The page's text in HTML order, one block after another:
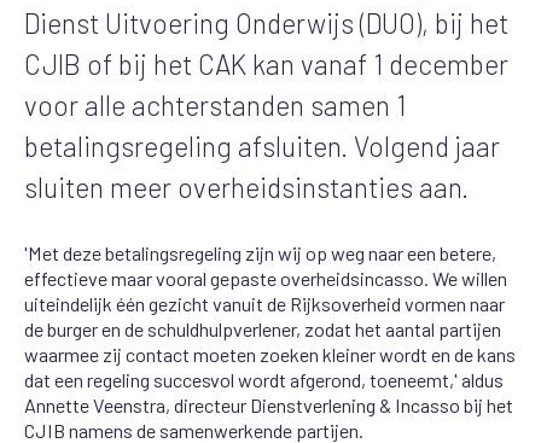
Dienst Uitvoering Onderwijs (DUO), bij het
CJIB of bij het CAK kan vanaf 1 december
voor alle achterstanden samen 1
betalingsregeling afsluiten. Volgend jaar
sluiten meer overheidsinstanties aan.
'Met deze betalingsregeling zijn wij op weg naar een betere,
effectieve maar vooral gepaste overheidsincasso. We willen
uiteindelijk één gezicht vanuit de Rijksoverheid vormen naar
de burger en de schuldhulpverlener, zodat het aantal partijen
waarmee zij contact moeten zoeken kleiner wordt en de kans
dat een regeling succesvol wordt afgerond, toeneemt,' aldus
Annette Veenstra, directeur Dienstverlening & Incasso bij het
CJIB namens de samenwerkende partijen.